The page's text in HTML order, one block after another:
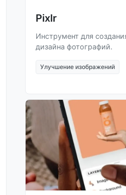
Pixlr
Инструмент для
дизайна фотографий.
Улучшение изображений